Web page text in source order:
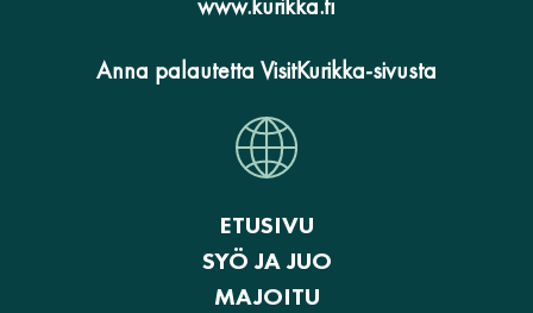
Anna palautetta VisitKurikka-sivusta
ETUSIVU
SYÖ JA JUO
MAJOITU